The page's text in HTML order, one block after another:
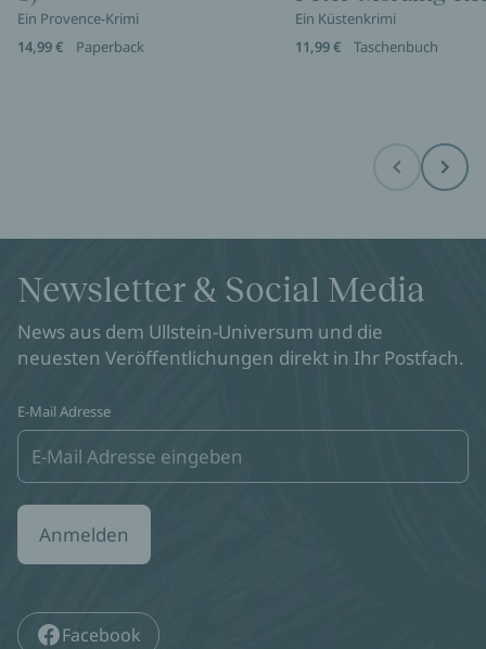
Ein Provence-Krimi
14,99 €
Paperback
Ein Küstenkrimi
11,99 €
Taschenbuch
Before Next
Newsletter & Social Media
News aus dem Ullstein-Universum und die
neuesten Veröffentlichungen direkt in Ihr Postfach.
E-Mail Adresse
Anmelden
Facebook